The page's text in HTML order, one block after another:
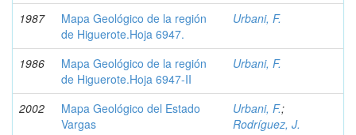
1987
Mapa Geológico de la región
de Higuerote.Hoja 6947.
Urbani, F.
1986
Mapa Geológico de la región
de Higuerote.Hoja 6947-II
Urbani, F.
2002
Mapa Geológico del Estado
Vargas
Urbani, F.;
Rodríguez, J.